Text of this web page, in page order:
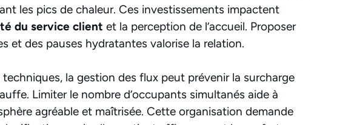
les pics de chaleur. Ces investissements impactent
du service client et la perception de l’accueil. Proposer
et des pauses hydratantes valorise la relation.
la gestion des flux peut prévenir la surcharge
Limiter le nombre d’occupants simultanés aide à
agréable et maîtrisée. Cette organisation demande